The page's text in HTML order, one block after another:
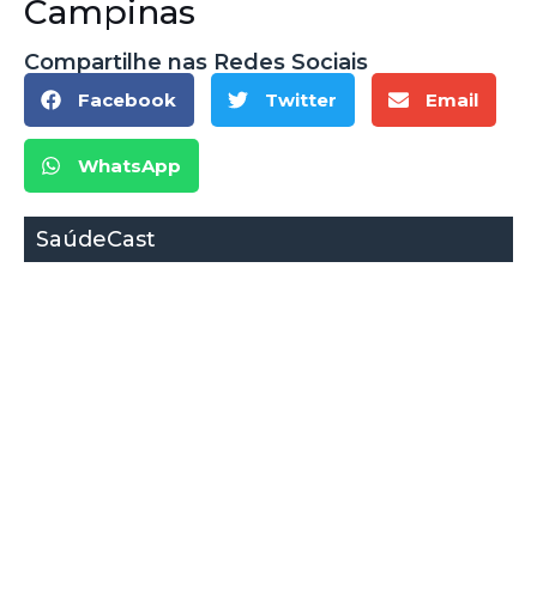
Campinas
Compartilhe nas Redes Sociais
Facebook Twitter Email
WhatsApp
SaúdeCast